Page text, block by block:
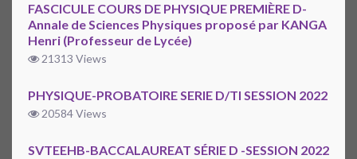
FASCICULE COURS DE PHYSIQUE PREMIÈRE D-
Annale de Sciences Physiques proposé par KANGA
Henri (Professeur de Lycée)
21313 Views
PHYSIQUE-PROBATOIRE SERIE D/TI SESSION 2022
20584 Views
SVTEEHB-BACCALAUREAT SÉRIE D -SESSION 2022